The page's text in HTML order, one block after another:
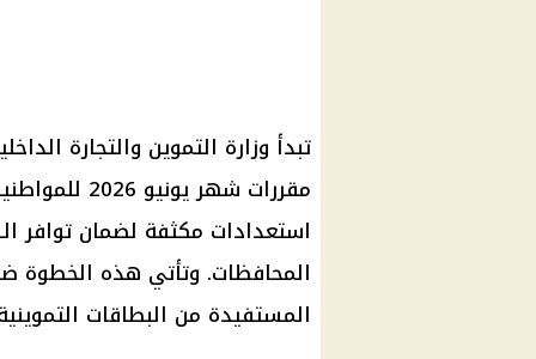
تبدأ وزارة التموين والتجارة
مقررات
استعدادات مكثفة لضمان توافر
المحافظات. وتأتي هذه الخطوة
المستفيدة من البطاقات